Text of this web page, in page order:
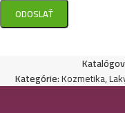
Kategórie:Kozmetika,